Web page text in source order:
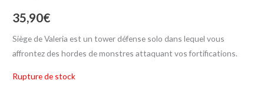
35,90€
Siège de Valeria est un tower défense solo dans lequel vous
affrontez des hordes de monstres attaquant vos fortifications.
Rupture de stock